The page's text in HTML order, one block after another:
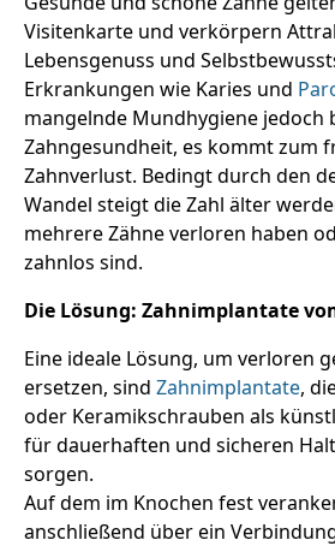
Visitenkarte und verkörpern
Lebensgenuss und
Erkrankungen wie Karies und
mangelnde Mundhygiene jedoch
Zahngesundheit, es kommt zum
Zahnverlust. Bedingt durch den
Wandel steigt die Zahl älter
mehrere Zähne verloren haben
zahnlos sind.
Die Lösung: Zahnimplantate
Eine ideale Lösung, um verloren
ersetzen, sind Zahnimplantate,
oder Keramikschrauben als
für dauerhaften und sicheren
sorgen.
Auf dem im Knochen fest
anschließend über ein